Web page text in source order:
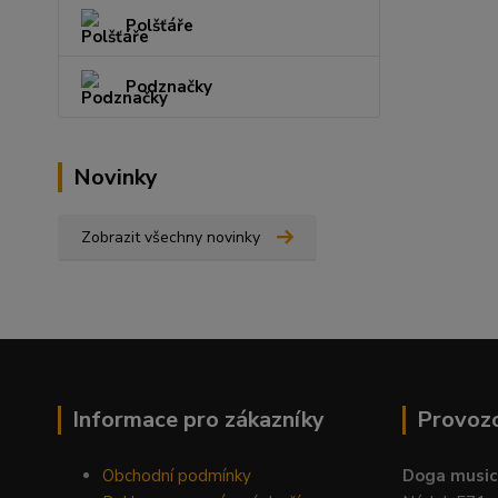
Polšťáře
Podznačky
Novinky
Zobrazit všechny novinky
Informace pro zákazníky
Obchodní podmínky
Doga